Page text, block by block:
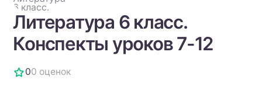
Литература 6 класс.
Конспекты уроков 7-12
00 оценок